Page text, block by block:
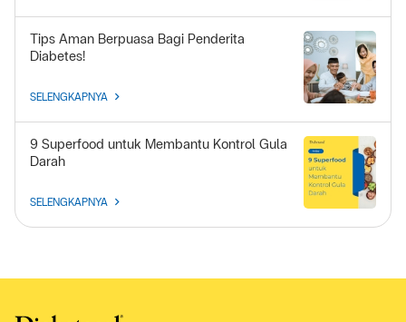
Tips Aman Berpuasa Bagi Penderita
Diabetes!
SELENGKAPNYA
9 Superfood untuk Membantu Kontrol Gula
Darah
SELENGKAPNYA